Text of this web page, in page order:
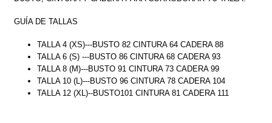
GUÍA DE TALLAS
TALLA 4 (XS)---BUSTO 82 CINTURA 64 CADERA 88
TALLA 6 (S) ---BUSTO 86 CINTURA 68 CADERA 93
TALLA 8 (M)---BUSTO 91 CINTURA 73 CADERA 99
TALLA 10 (L)---BUSTO 96 CINTURA 78 CADERA 104
TALLA 12 (XL)--BUSTO101 CINTURA 81 CADERA 111